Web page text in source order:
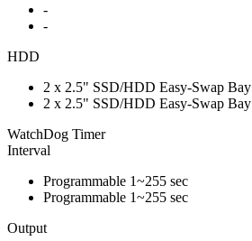
-
-
HDD
2 x 2.5" SSD/HDD Easy-Swap Bay
2 x 2.5" SSD/HDD Easy-Swap Bay
WatchDog Timer
Interval
Programmable 1~255 sec
Programmable 1~255 sec
Output